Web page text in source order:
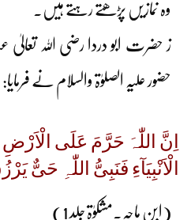
وہ نمازیں پڑھتے رہتے ہیں۔
ز حضرت ابو دردا رضی اللہ تعالیٰ
حضور علیہ الصلوٰۃ والسلام نے فرمایا:
اِنَّ اللّٰہَ حَرَّمَ عَلَی
الْاَنْبِیَآءِ فَنَبِیُّ اللّٰہِ حَیٌّ
(ابنِ ماجہ۔مشکوٰۃ جلد 1)